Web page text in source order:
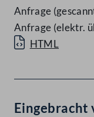
Anfrage
Anfrage (elektr.
HTML
Eingebracht